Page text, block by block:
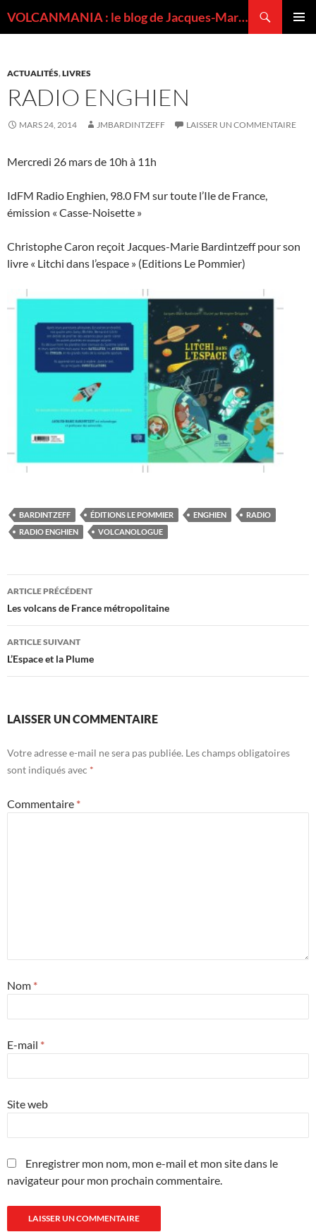
VOLCANMANIA : le blog de Jacques-Marie BARDINTZEFF, volcanologue
ACTUALITÉS,LIVRES
RADIO ENGHIEN
MARS 24, 2014 JMBARDINTZEFF LAISSER UN COMMENTAIRE
Mercredi 26 mars de 10h à 11h
IdFM Radio Enghien, 98.0 FM sur toute l’Ile de France,
émission « Casse-Noisette »
Christophe Caron reçoit Jacques-Marie Bardintzeff pour son
livre « Litchi dans l’espace » (Editions Le Pommier)
BARDINTZEFF ÉDITIONS LE POMMIER ENGHIEN
RADIO
RADIO ENGHIEN
VOLCANOLOGUE
Navigation
des
articles
ARTICLE PRÉCÉDENT
Les volcans de France métropolitaine
ARTICLE SUIVANT
L’Espace et la Plume
LAISSER UN COMMENTAIRE
Votre adresse e-mail ne sera pas publiée. Les champs obligatoires
sont indiqués avec *
Commentaire *
Nom *
E-mail *
Site web
Enregistrer mon nom, mon e-mail et mon site dans le
navigateur pour mon prochain commentaire.